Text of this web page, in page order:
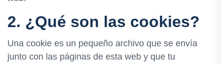
2. ¿Qué son las cookies?
Una cookie es un pequeño archivo que se envía
junto con las páginas de esta web y que tu